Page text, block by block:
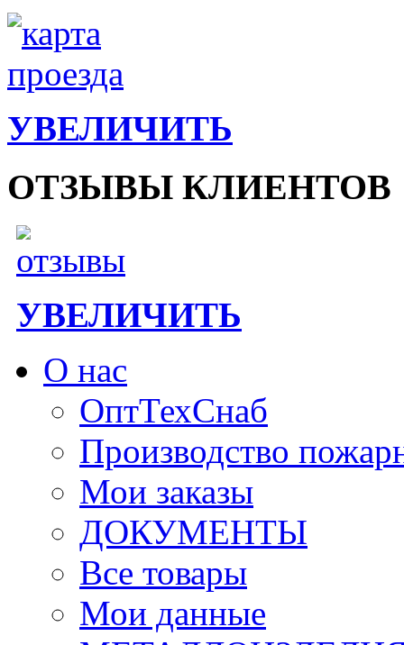
УВЕЛИЧИТЬ
ОТЗЫВЫ КЛИЕНТОВ
УВЕЛИЧИТЬ
О нас
ОптТехСнаб
Производство
Мои заказы
ДОКУМЕНТЫ
Все товары
Мои данные